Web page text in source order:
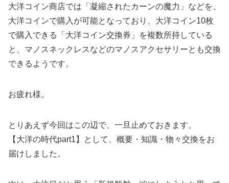
大洋コイン商店では「凝縮されたカーンの魔力」などを、
大洋コインで購入が可能となっており、大洋コイン10枚
で購入できる「大洋コイン交換券」を複数所持している
と、マノスネックレスなどのマノスアクセサリーとも交換
できるようです。
お疲れ様。
とりあえず今回はこの辺で、一旦止めておきます。
【大洋の時代part1】として、概要・知識・物々交換をお
届けしました。